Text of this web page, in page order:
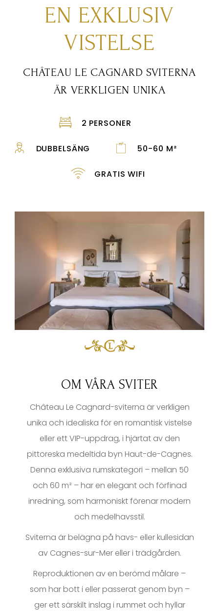
EN EXKLUSIV
VISTELSE
CHÂTEAU LE CAGNARD SVITERNA
ÄR VERKLIGEN UNIKA
2 PERSONER
DUBBELSÄNG 50-60 M²
GRATIS WIFI
OM VÅRA SVITER
Château Le Cagnard-sviterna är verkligen
unika och idealiska för en romantisk vistelse
eller ett VIP-uppdrag, i hjärtat av den
pittoreska medeltida byn Haut-de-Cagnes.
Denna exklusiva rumskategori – mellan 50
och 60 m² – har en elegant och förfinad
inredning, som harmoniskt förenar modern
och medelhavsstil.
Sviterna är belägna på havs- eller kullesidan
av Cagnes-sur-Mer eller i trädgården.
Reproduktionen av en berömd målare –
som har bott i eller passerat genom byn –
ger ett särskilt inslag i rummet och hyllar